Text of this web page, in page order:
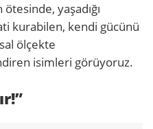
ötesinde, yaşadığı
kurabilen, kendi gücünü
ölçekte
isimleri görüyoruz.